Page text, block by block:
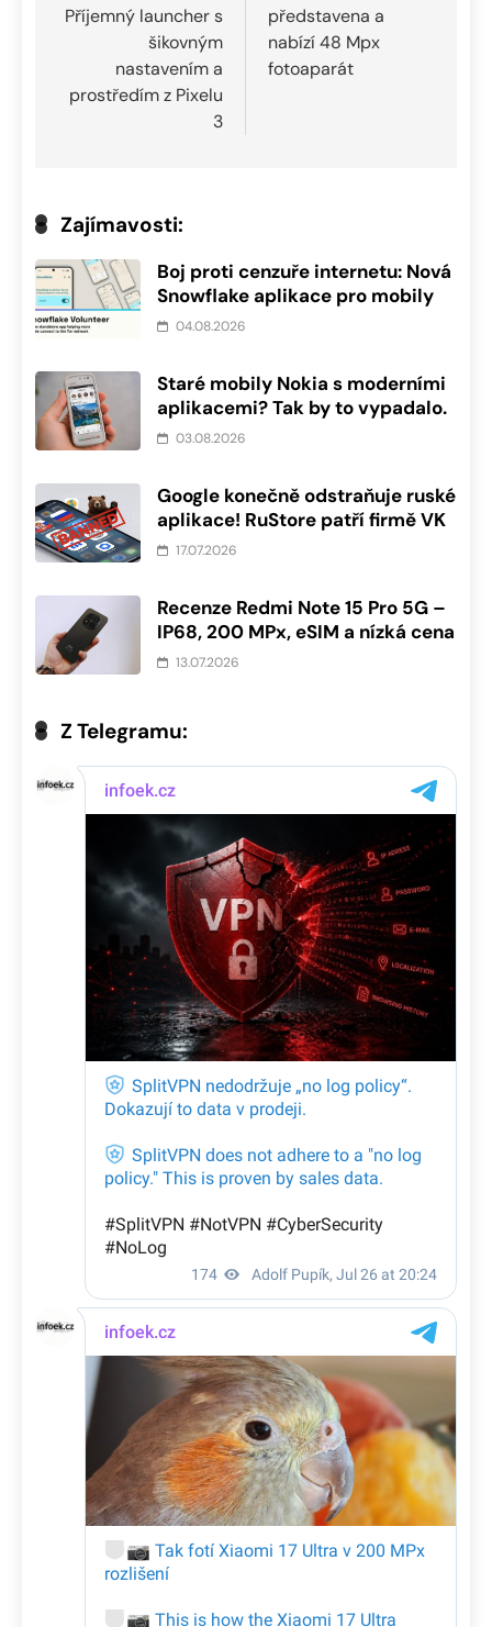
příspěvek
Příjemný launcher s
šikovným
nastavením a
prostředím z Pixelu
3
představena a
nabízí 48 Mpx
fotoaparát
Zajímavosti:
Boj proti cenzuře internetu: Nová
Snowflake aplikace pro mobily
04.08.2026
Staré mobily Nokia s moderními
aplikacemi? Tak by to vypadalo.
03.08.2026
Google konečně odstraňuje ruské
aplikace! RuStore patří firmě VK
17.07.2026
Recenze Redmi Note 15 Pro 5G –
IP68, 200 MPx, eSIM a nízká cena
13.07.2026
Z Telegramu: